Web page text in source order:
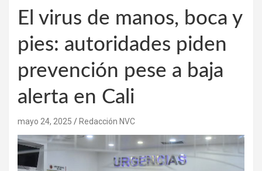
El virus de manos, boca y
pies: autoridades piden
prevención pese a baja
alerta en Cali
mayo 24, 2025 Redacción NVC